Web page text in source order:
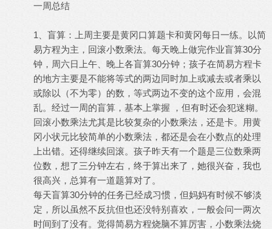
一周总结
1、盲算：上周主要是黄冈口算题卡和黄冈每日一练。以简
易方程为主，回滚小数乘法。每天晚上做完作业盲算30分
钟，周六日上午、晚上各盲算30分钟；孩子在简易方程卡
的地方主要是不能将等式的两边同时加上或减去或者乘以
或除以（不为零）的数，等式两边不变的这个应用，会混
乱。经过一周的盲算，基本上掌握 ，但有时还会犯迷糊。
回滚小数乘法尤其是比较复杂的小数乘法，还是卡。用黄
冈小状元比较简单的小数乘法，都还是会在小数点的处理
上出错。还得继续回滚。孩子昨天有一个题是三位数乘两
位数，想了三分钟左右，终于算出来了，她很兴奋，我也
很高兴，总算有一道题算对了。
每天盲算30分钟的任务已经成习惯，但妈妈有时候不够淡
定，所以虽然不反抗但也还没特别喜欢，一般会问一两次
时间到了没有。觉得简易方程烧脑不算厉害，小数乘法烧